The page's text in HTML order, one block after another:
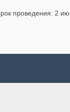
проведения: 2